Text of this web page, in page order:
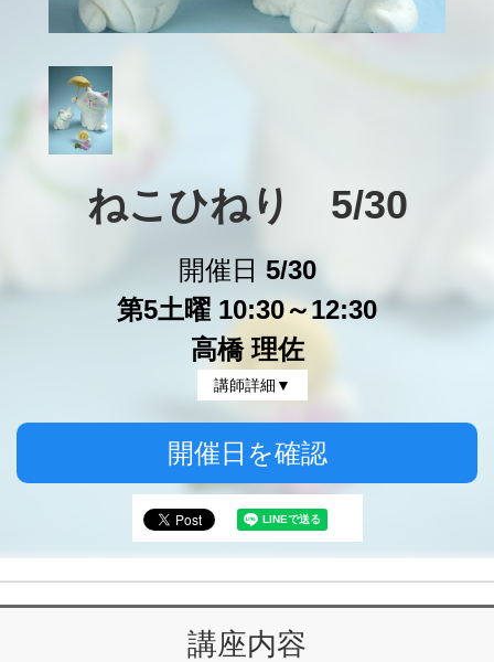
ねこひねり　5/30
開催日 5/30
第5土曜 10:30～12:30
高橋 理佐
講師詳細▼
開催日を確認
講座内容